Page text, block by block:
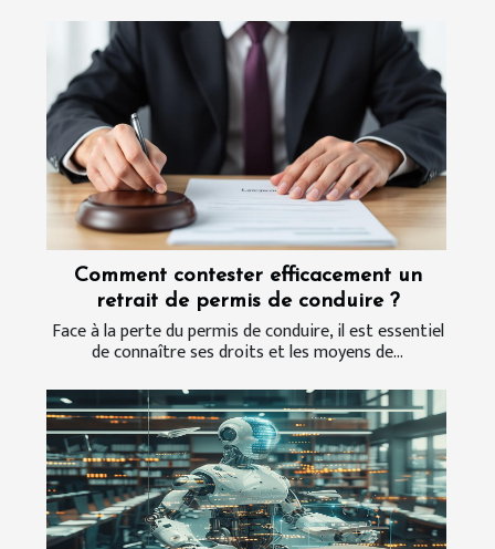
Comment contester efficacement un
retrait de permis de conduire ?
Face à la perte du permis de conduire, il est essentiel
de connaître ses droits et les moyens de...